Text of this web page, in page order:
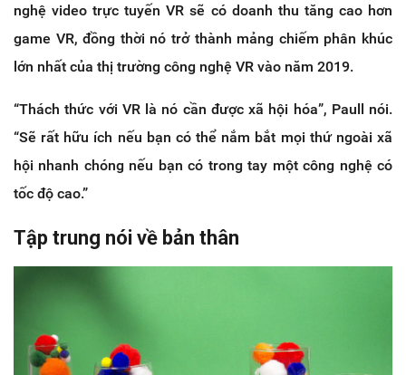
nghệ video trực tuyến VR sẽ có doanh thu tăng cao hơn
game VR, đồng thời nó trở thành mảng chiếm phân khúc
lớn nhất của thị trường công nghệ VR vào năm 2019.
“Thách thức với VR là nó cần được xã hội hóa”, Paull nói.
“Sẽ rất hữu ích nếu bạn có thể nắm bắt mọi thứ ngoài xã
hội nhanh chóng nếu bạn có trong tay một công nghệ có
tốc độ cao.”
Tập trung nói về bản thân